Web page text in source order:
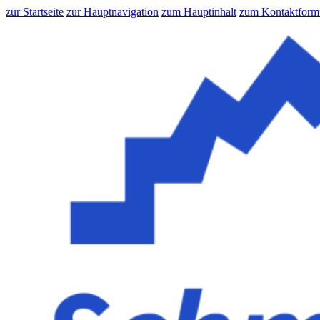
zur Startseite zur Hauptnavigation zum Hauptinhalt zum